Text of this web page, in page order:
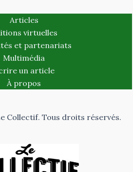
Articles
virtuelles
et partenariats
Multimédia
un article
À propos
Collectif. Tous droits réservés.